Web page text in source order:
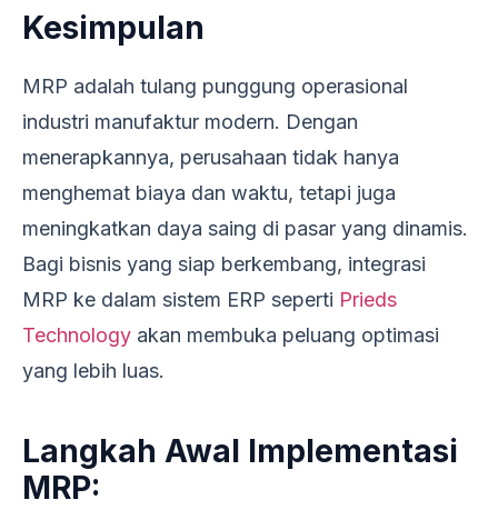
Kesimpulan
MRP adalah tulang punggung operasional
industri manufaktur modern. Dengan
menerapkannya, perusahaan tidak hanya
menghemat biaya dan waktu, tetapi juga
meningkatkan daya saing di pasar yang dinamis.
Bagi bisnis yang siap berkembang, integrasi
MRP ke dalam sistem ERP seperti Prieds
Technology akan membuka peluang optimasi
yang lebih luas.
Langkah Awal Implementasi
MRP: